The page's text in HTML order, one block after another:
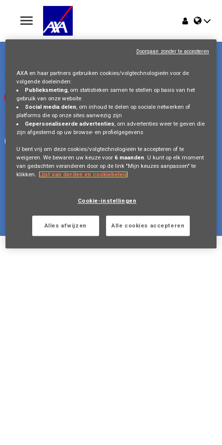
Toggle
navigation
Jobs
Waarom AXA Belgium
Events
Bezoek ons op LinkedIn
Bekijk onze videos op Youtube
Volg ons op Instagram
AXA en haar partners gebruiken cookies/volgtechnologieën voor de
volgende doeleinden:
Publieksmeting, om statistieken samen te stellen op basis van het
gebruik van onze website
Social media delen, om inhoud te delen op sociale netwerken of
platforms die op onze sites aanwezig zijn
Gepersonaliseerde advertenties, om advertenties weer te geven die
zijn afgestemd op uw browse- en profielgegevens
U bent vrij om deze cookies/volgtechnologieën te accepteren of te
weigeren. We bewaren uw keuze voor 6 maanden. U kunt op elk moment
van gedachten veranderen door op de link "Mijn keuzes aanpassen" te
klikken. Lijst van derden en cookiebeleid
Cookie-instellingen
Alles afwijzen Alle cookies accepteren
Doorgaan zonder te accepteren